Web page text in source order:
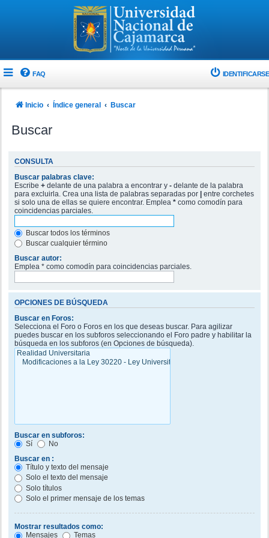
FAQ IDENTIFICARSE
Inicio Índice general Buscar
Buscar
CONSULTA
Buscar palabras clave:
Escribe + delante de una palabra a encontrar y - delante de la palabra
para excluirla. Crea una lista de palabras separadas por | entre corchetes
si solo una de ellas se quiere encontrar. Emplea * como comodín para
coincidencias parciales.
Buscar todos los términos
Buscar cualquier término
Buscar autor:
Emplea * como comodín para coincidencias parciales.
OPCIONES DE BÚSQUEDA
Buscar en Foros:
Selecciona el Foro o Foros en los que deseas buscar. Para agilizar
puedes buscar en los subforos seleccionando el Foro padre y habilitar la
búsqueda en los subforos (en Opciones de búsqueda).
Buscar en subforos:
Sí
No
Buscar en :
Título y texto del mensaje
Solo el texto del mensaje
Solo títulos
Solo el primer mensaje de los temas
Mostrar resultados como:
Mensajes
Temas